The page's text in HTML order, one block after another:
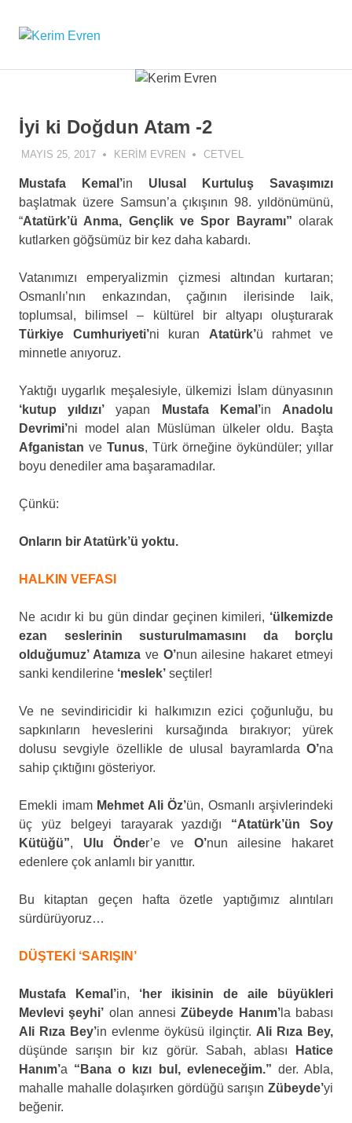
Evren
Evren'in
İyi ki Doğdun Atam -2
MAYIS 25, 2017 KERIM EVREN CETVEL
Mustafa Kemal’in Ulusal Kurtuluş Savaşımızı
başlatmak üzere Samsun’a çıkışının 98. yıldönümünü,
“Atatürk’ü Anma, Gençlik ve Spor Bayramı” olarak
kutlarken göğsümüz bir kez daha kabardı.
Vatanımızı emperyalizmin çizmesi altından kurtaran;
Osmanlı’nın enkazından, çağının ilerisinde laik,
toplumsal, bilimsel – kültürel bir altyapı oluşturarak
Türkiye Cumhuriyeti’ni kuran Atatürk’ü rahmet ve
minnetle anıyoruz.
Yaktığı uygarlık meşalesiyle, ülkemizi İslam dünyasının
‘kutup yıldızı’ yapan Mustafa Kemal’in Anadolu
Devrimi’ni model alan Müslüman ülkeler oldu. Başta
Afganistan ve Tunus, Türk örneğine öykündüler; yıllar
boyu denediler ama başaramadılar.
Çünkü:
Onların bir Atatürk’ü yoktu.
HALKIN VEFASI
Ne acıdır ki bu gün dindar geçinen kimileri, ‘ülkemizde
ezan seslerinin susturulmamasını da borçlu
olduğumuz’ Atamızave O’nun ailesine hakaret etmeyi
sanki kendilerine ‘meslek’ seçtiler!
Ve ne sevindiricidir ki halkımızın ezici çoğunluğu, bu
sapkınların heveslerini kursağında bırakıyor; yürek
dolusu sevgiyle özellikle de ulusal bayramlarda O’na
sahip çıktığını gösteriyor.
Emekli imam Mehmet Ali Öz’ün, Osmanlı arşivlerindeki
üç yüz belgeyi tarayarak yazdığı “Atatürk’ün Soy
Kütüğü”, Ulu Önder’e ve O’nun ailesine hakaret
edenlere çok anlamlı bir yanıttır.
Bu kitaptan geçen hafta özetle yaptığımız alıntıları
sürdürüyoruz…
DÜŞTEKİ ‘SARIŞIN’
Mustafa Kemal’in, ‘her ikisinin de aile büyükleri
Mevlevi şeyhi’ olan annesiZübeyde Hanım’la babası
Ali Rıza Bey’in evlenme öyküsü ilginçtir. Ali Rıza Bey,
düşünde sarışın bir kız görür. Sabah, ablası
Hatice
Hanım’a “Bana o kızı bul, evleneceğim.” der. Abla,
mahalle mahalle dolaşırken gördüğü sarışın Zübeyde’yi
beğenir.